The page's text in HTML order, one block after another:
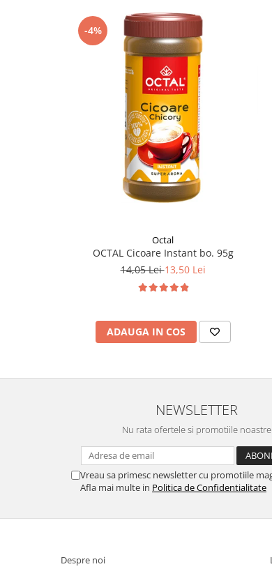
-4%
Octal
OCTAL Cicoare Instant bo. 95g
14,05 Lei13,50 Lei
ADAUGA IN COS
NEWSLETTER
Nu rata ofertele si promotiile noastre
Vreau sa primesc newsletter cu promotiile
Afla mai multe in Politica de Confidentialitate
Despre noi